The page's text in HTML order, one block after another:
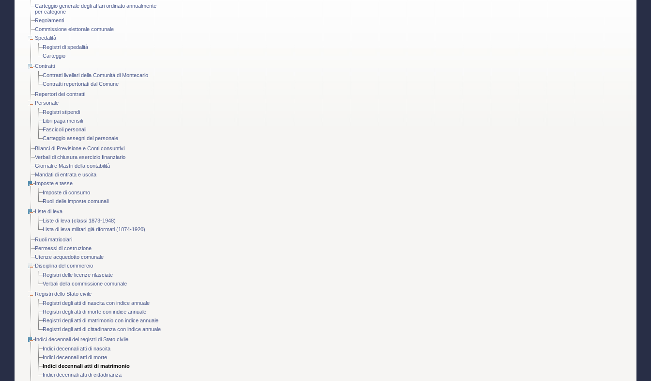
Carteggio generale degli affari ordinato annualmente
per categorie
Regolamenti
Commissione elettorale comunale
Spedalità
Registri di spedalità
Carteggio
Contratti
Contratti livellari della Comunità di Montecarlo
Contratti repertoriati dal Comune
Repertori dei contratti
Personale
Registri stipendi
Libri paga mensili
Fascicoli personali
Carteggio assegni del personale
Bilanci di Previsione e Conti consuntivi
Verbali di chiusura esercizio finanziario
Giornali e Mastri della contabilità
Mandati di entrata e uscita
Imposte e tasse
Imposte di consumo
Ruoli delle imposte comunali
Liste di leva
Liste di leva (classi 1873-1948)
Lista di leva militari già riformati (1874-1920)
Ruoli matricolari
Permessi di costruzione
Utenze acquedotto comunale
Disciplina del commercio
Registri delle licenze rilasciate
Verbali della commissione comunale
Registri dello Stato civile
Registri degli atti di nascita con indice annuale
Registri degli atti di morte con indice annuale
Registri degli atti di matrimonio con indice annuale
Registri degli atti di cittadinanza con indice annuale
Indici decennali dei registri di Stato civile
Indici decennali atti di nascita
Indici decennali atti di morte
Indici decennali atti di matrimonio
Indici decennali atti di cittadinanza